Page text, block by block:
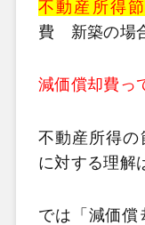
不動産所得
費 新築の場
減価償却費っ
不動産所得の
に対する理解
では「減価償